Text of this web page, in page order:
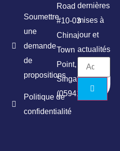
Soumettre
une
demande
de
propositions
Politique de
confidentialité
Road
#10-03
China
Town
Point,
Singapore
(059413)
dernières
mises à
jour et
actualités